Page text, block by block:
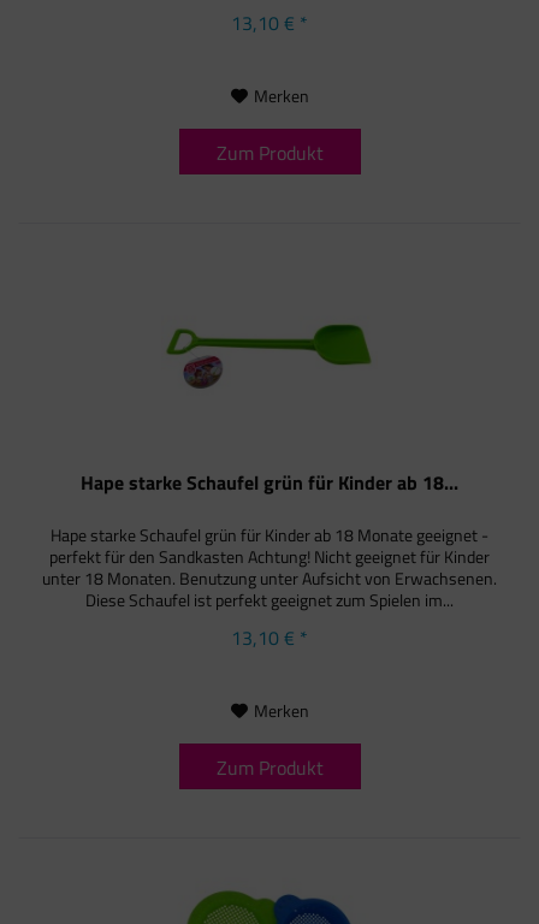
13,10 € *
Merken
Zum Produkt
Hape starke Schaufel grün für Kinder ab 18...
Hape starke Schaufel grün für Kinder ab 18 Monate geeignet -
perfekt für den Sandkasten Achtung! Nicht geeignet für Kinder
unter 18 Monaten. Benutzung unter Aufsicht von Erwachsenen.
Diese Schaufel ist perfekt geeignet zum Spielen im...
13,10 € *
Merken
Zum Produkt